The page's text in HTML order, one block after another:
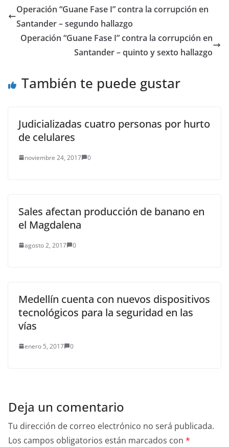
puesto en peligro los
recursos públicos,
especialmente los
destinados a la
Operación “Guane Fase I” contra la corrupción en
Santander – segundo hallazgo
Operación “Guane Fase I” contra la corrupción en
Santander – quinto y sexto hallazgo
También te puede gustar
Judicializadas cuatro personas por hurto
de celulares
noviembre 24, 2017 0
Sales afectan producción de banano en
el Magdalena
agosto 2, 2017 0
Medellín cuenta con nuevos dispositivos
tecnológicos para la seguridad en las
vías
enero 5, 2017 0
Deja un comentario
Tu dirección de correo electrónico no será publicada.
Los campos obligatorios están marcados con *